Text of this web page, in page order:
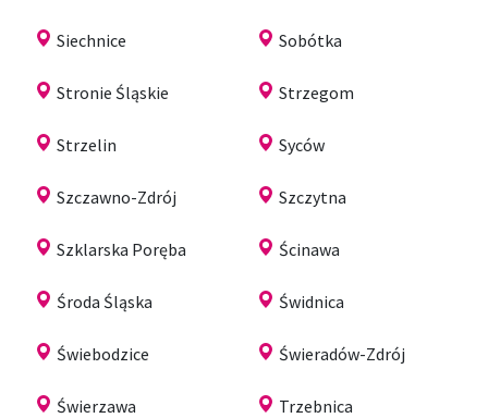
Siechnice Sobótka
Stronie Śląskie Strzegom
Strzelin Syców
Szczawno-Zdrój Szczytna
Szklarska Poręba Ścinawa
Środa Śląska Świdnica
Świebodzice Świeradów-Zdrój
Świerzawa Trzebnica